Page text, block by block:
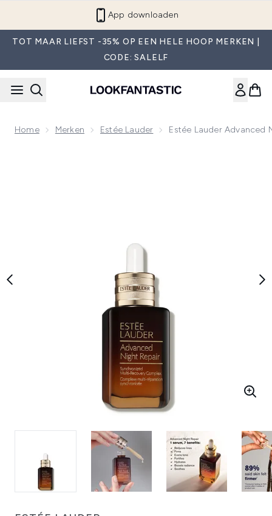
App downloaden
TOT MAAR LIEFST -35% OP EEN HELE HOOP MERKEN |
CODE: SALELF
Home Merken Estée Lauder Estée Lauder Advanced